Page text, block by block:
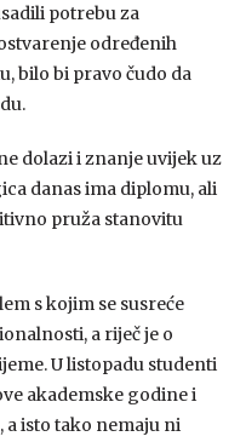
potrebu za
određenih
bilo bi pravo čudo da
dolazi i znanje uvijek uz
danas ima diplomu, ali
pruža stanovitu
s kojim se susreće
a riječ je o
U listopadu studenti
akademske godine i
a isto tako nemaju ni